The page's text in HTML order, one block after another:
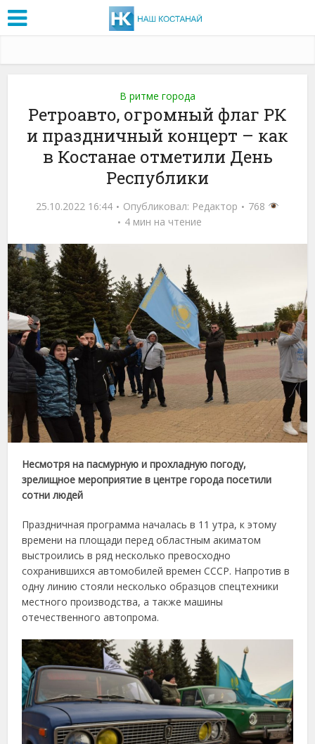
В ритме города
Ретроавто, огромный флаг РК
и праздничный концерт – как
в Костанае отметили День
Республики
25.10.2022 16:44 Опубликовал: Редактор
768
4 мин на чтение
Несмотря на пасмурную и прохладную погоду,
зрелищное мероприятие в центре города посетили
сотни людей
Праздничная программа началась в 11 утра, к этому
времени на площади перед областным акиматом
выстроились в ряд несколько превосходно
сохранившихся автомобилей времен СССР. Напротив в
одну линию стояли несколько образцов спецтехники
местного производства, а также машины
отечественного автопрома.